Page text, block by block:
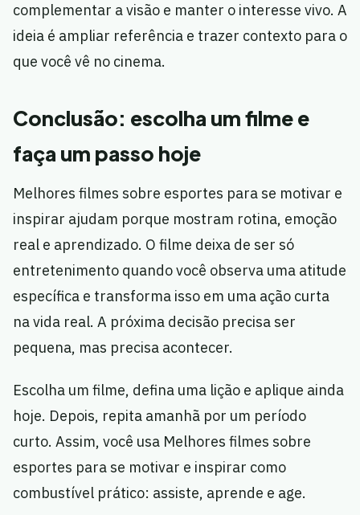
complementar a visão e manter o interesse vivo. A
ideia é ampliar referência e trazer contexto para o
que você vê no cinema.
Conclusão: escolha um filme e
faça um passo hoje
Melhores filmes sobre esportes para se motivar e
inspirar ajudam porque mostram rotina, emoção
real e aprendizado. O filme deixa de ser só
entretenimento quando você observa uma atitude
específica e transforma isso em uma ação curta
na vida real. A próxima decisão precisa ser
pequena, mas precisa acontecer.
Escolha um filme, defina uma lição e aplique ainda
hoje. Depois, repita amanhã por um período
curto. Assim, você usa Melhores filmes sobre
esportes para se motivar e inspirar como
combustível prático: assiste, aprende e age.